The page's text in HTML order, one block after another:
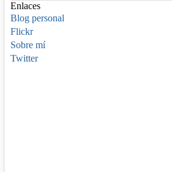
Enlaces
Blog personal
Flickr
Sobre mí
Twitter